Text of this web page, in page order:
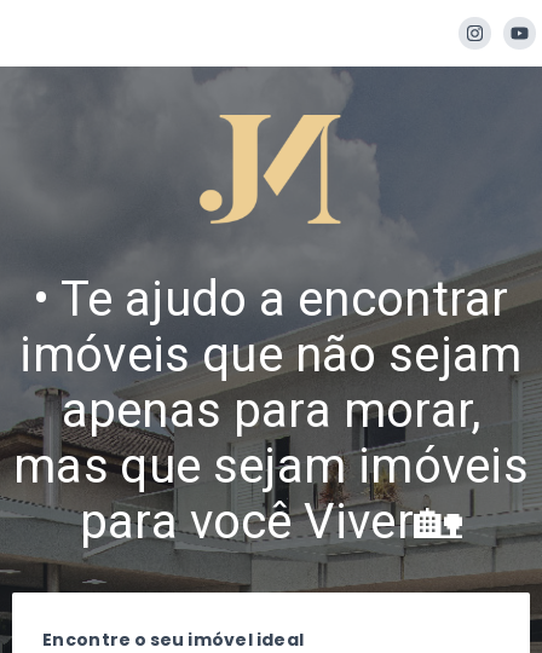
• Te ajudo a encontrar
imóveis que não sejam
apenas para morar,
mas que sejam imóveis
para você Viver🏡
Encontre o seu imóvel ideal